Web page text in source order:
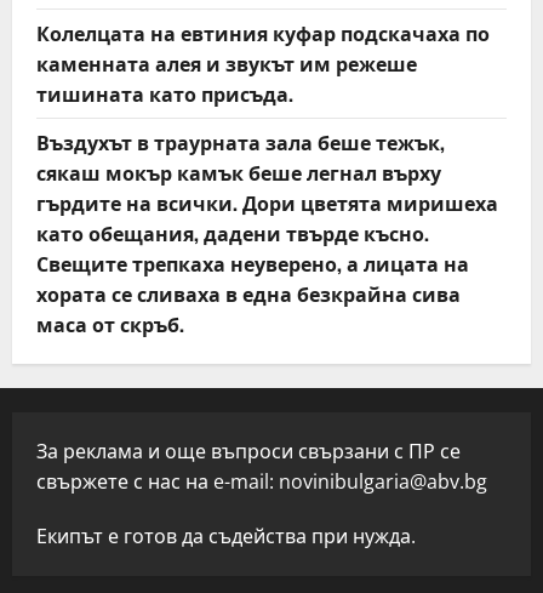
Колелцата на евтиния куфар подскачаха по
каменната алея и звукът им режеше
тишината като присъда.
Въздухът в траурната зала беше тежък,
сякаш мокър камък беше легнал върху
гърдите на всички. Дори цветята миришеха
като обещания, дадени твърде късно.
Свещите трепкаха неуверено, а лицата на
хората се сливаха в една безкрайна сива
маса от скръб.
За реклама и още въпроси свързани с ПР се
свържете с нас на e-mail: novinibulgaria@abv.bg
Екипът е готов да съдейства при нужда.